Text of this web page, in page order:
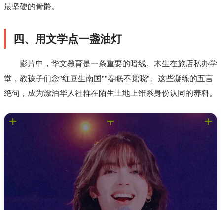
最坚硬的骨骼。
四、用文学点一盏油灯
影片中，华文教育是一条重要的暗线。木生在旅店私办学
堂，教孩子们念"红豆生南国""春眠不觉晓"。这些凝练的五言
绝句，成为漂泊华人社群在陌生土地上维系身份认同的养料。